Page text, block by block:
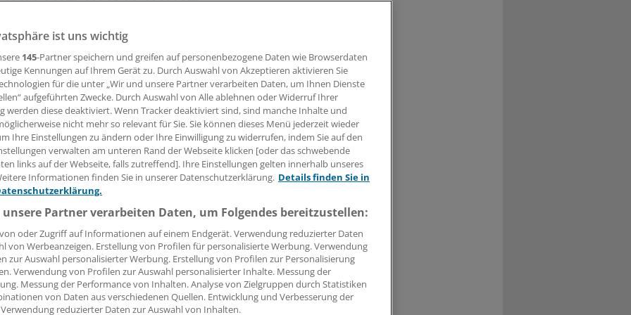
haben britische Gesundheitspolitiker der Video-Konsultation
Bedeutung beigemessen. Das belegt eine Studie von
aus Oxford.
Leserin, lieber Leser,
Beitrag können Sie lesen, sobald Sie sich eingeloggt haben.
Jetzt anmelden »
Kostenlos registrieren »
vergessen?
ist mit wenigen Klicks erledigt und kostenlos.
des kostenlosen Login:
Analysen, Hintergründe und Infografiken
Interviews und Praxis-Tipps
ist uns wichtig
145-Partner speichern und greifen auf personenbezogene Daten wie Browserdaten
Kennungen auf Ihrem Gerät zu. Durch Auswahl von Akzeptieren aktivieren Sie
für die unter „Wir und unsere Partner verarbeiten Daten, um Ihnen Dienste
aufgeführten Zwecke. Durch Auswahl von Alle ablehnen oder Widerruf Ihrer
werden diese deaktiviert. Wenn Tracker deaktiviert sind, sind manche Inhalte und
nicht mehr so relevant für Sie. Sie können dieses Menü jederzeit wieder
Ihre Einstellungen zu ändern oder Ihre Einwilligung zu widerrufen, indem Sie auf den
verwalten am unteren Rand der Webseite klicken [oder das schwebende
links auf der Webseite, falls zutreffend]. Ihre Einstellungen gelten innerhalb unseres
Informationen finden Sie in unserer Datenschutzerklärung. Details finden Sie in
Partner verarbeiten Daten, um Folgendes bereitzustellen:
oder Zugriff auf Informationen auf einem Endgerät. Verwendung reduzierter Daten
von Werbeanzeigen. Erstellung von Profilen für personalisierte Werbung. Verwendung
zur Auswahl personalisierter Werbung. Erstellung von Profilen zur Personalisierung
Verwendung von Profilen zur Auswahl personalisierter Inhalte. Messung der
Messung der Performance von Inhalten. Analyse von Zielgruppen durch Statistiken
von Daten aus verschiedenen Quellen. Entwicklung und Verbesserung der
reduzierter Daten zur Auswahl von Inhalten.